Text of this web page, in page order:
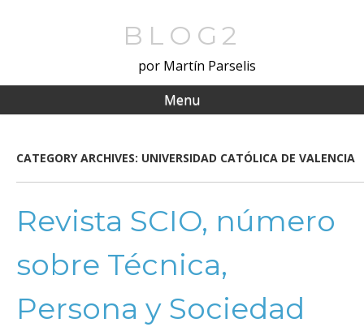
BLOG2
por Martín Parselis
Menu
CATEGORY ARCHIVES: UNIVERSIDAD CATÓLICA DE VALENCIA
Revista SCIO, número
sobre Técnica,
Persona y Sociedad